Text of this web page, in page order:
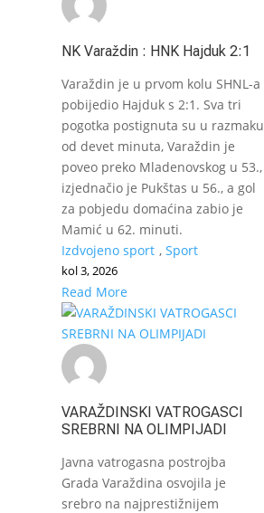
NK Varaždin : HNK Hajduk 2:1
Varaždin je u prvom kolu SHNL-a
pobijedio Hajduk s 2:1. Sva tri
pogotka postignuta su u razmaku
od devet minuta, Varaždin je
poveo preko Mladenovskog u 53.,
izjednačio je Pukštas u 56., a gol
za pobjedu domaćina zabio je
Mamić u 62. minuti.
Izdvojeno sport , Sport
kol 3, 2026
Read More
VARAŽDINSKI VATROGASCI
SREBRNI NA OLIMPIJADI
Javna vatrogasna postrojba
Grada Varaždina osvojila je
srebro na najprestižnijem